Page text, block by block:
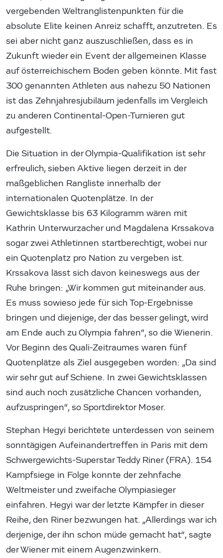
vergebenden Weltranglistenpunkten für die
absolute Elite keinen Anreiz schafft, anzutreten. Es
sei aber nicht ganz auszuschließen, dass es in
Zukunft wieder ein Event der allgemeinen Klasse
auf österreichischem Boden geben könnte. Mit fast
300 genannten Athleten aus nahezu 50 Nationen
ist das Zehnjahresjubiläum jedenfalls im Vergleich
zu anderen Continental-Open-Turnieren gut
aufgestellt.
Die Situation in der Olympia-Qualifikation ist sehr
erfreulich, sieben Aktive liegen derzeit in der
maßgeblichen Rangliste innerhalb der
internationalen Quotenplätze. In der
Gewichtsklasse bis 63 Kilogramm wären mit
Kathrin Unterwurzacher und Magdalena Krssakova
sogar zwei Athletinnen startberechtigt, wobei nur
ein Quotenplatz pro Nation zu vergeben ist.
Krssakova lässt sich davon keineswegs aus der
Ruhe bringen: „Wir kommen gut miteinander aus.
Es muss sowieso jede für sich Top-Ergebnisse
bringen und diejenige, der das besser gelingt, wird
am Ende auch zu Olympia fahren“, so die Wienerin.
Vor Beginn des Quali-Zeitraumes waren fünf
Quotenplätze als Ziel ausgegeben worden: „Da sind
wir sehr gut auf Schiene. In zwei Gewichtsklassen
sind auch noch zusätzliche Chancen vorhanden,
aufzuspringen“, so Sportdirektor Moser.
Stephan Hegyi berichtete unterdessen von seinem
sonntägigen Aufeinandertreffen in Paris mit dem
Schwergewichts-Superstar Teddy Riner (FRA). 154
Kampfsiege in Folge konnte der zehnfache
Weltmeister und zweifache Olympiasieger
einfahren. Hegyi war der letzte Kämpfer in dieser
Reihe, den Riner bezwungen hat. „Allerdings war ich
derjenige, der ihn schon müde gemacht hat“, sagte
der Wiener mit einem Augenzwinkern.